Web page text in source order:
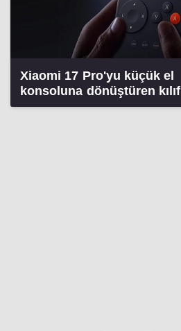
Xiaomi 17 Pro'yu küçük el
konsoluna dönüştüren kılıf
tanıtıldı